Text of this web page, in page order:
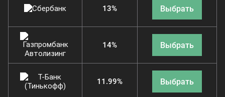
13% Выбрать
14% Выбрать
11.99% Выбрать